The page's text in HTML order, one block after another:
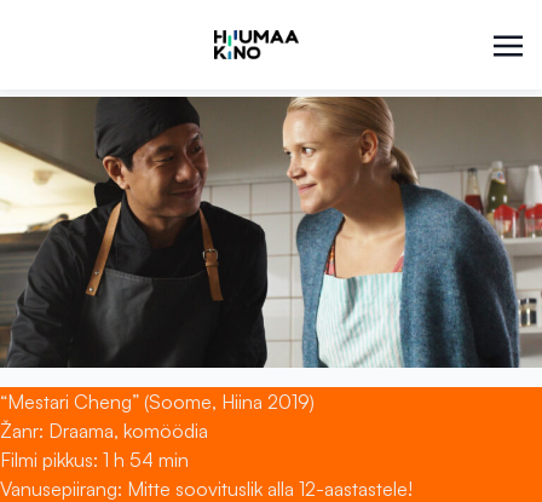
“Mestari Cheng” (Soome, Hiina 2019)
Žanr: Draama, komöödia
Filmi pikkus: 1 h 54 min
Vanusepiirang: Mitte soovituslik alla 12-aastastele!